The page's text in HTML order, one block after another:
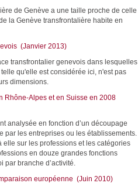
de Genève a une taille proche de celle
la Genève transfrontalière habite en
(Janvier 2013)
transfrontalier genevois dans lesquelles
qu'elle est considérée ici, n'est pas
dimensions.
Rhône-Alpes et en Suisse en 2008
analysée en fonction d’un découpage
par les entreprises ou les établissements.
sur les professions et les catégories
en douze grandes fonctions
par branche d’activité.
européenne (Juin 2010)